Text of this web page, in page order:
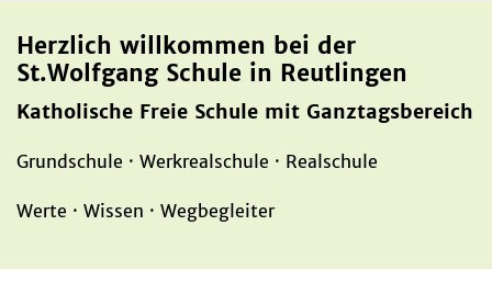
Herzlich willkommen bei der
St.Wolfgang Schule in Reutlingen
Katholische Freie Schule mit Ganztagsbereich
Grundschule · Werkrealschule · Realschule
Werte · Wissen · Wegbegleiter